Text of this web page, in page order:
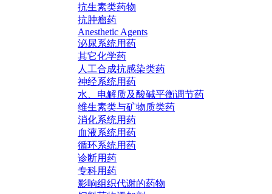
抗生素类药物
抗肿瘤药
Anesthetic Agents
泌尿系统用药
其它化学药
人工合成抗感染类药
神经系统用药
水、电解质及酸碱平衡调节药
维生素类与矿物质类药
消化系统用药
血液系统用药
循环系统用药
诊断用药
专科用药
影响组织代谢的药物